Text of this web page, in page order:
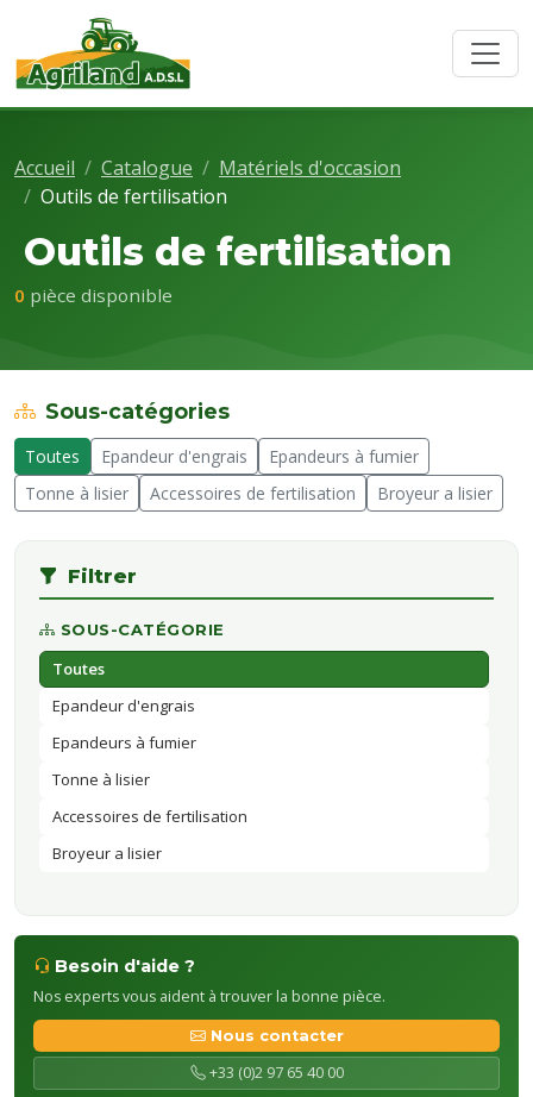
Accueil Catalogue
Matériels d'occasion
Outils de fertilisation
Outils de fertilisation
0 pièce disponible
Sous-catégories
Toutes Epandeur d'engrais
Epandeurs à fumier
Tonne à lisier
Accessoires de fertilisation Broyeur a lisier
Filtrer
SOUS-CATÉGORIE
Toutes
Epandeur d'engrais
Epandeurs à fumier
Tonne à lisier
Accessoires de fertilisation
Broyeur a lisier
Besoin d'aide ?
Nos experts vous aident à trouver la bonne pièce.
Nous contacter
+33 (0)2 97 65 40 00